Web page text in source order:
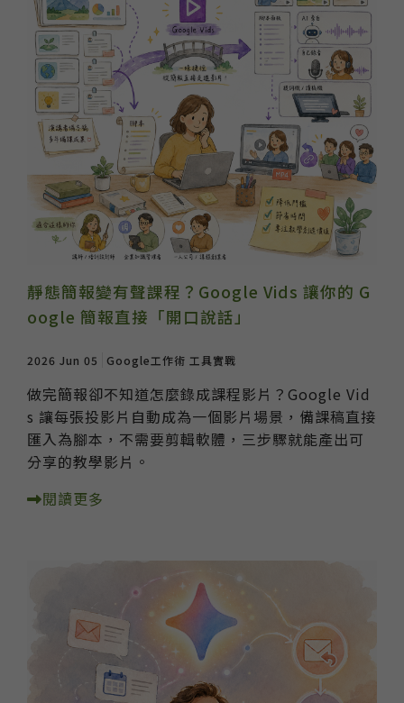
靜態簡報變有聲課程？Google Vids 讓你的 G
oogle 簡報直接「開口說話」
2026 Jun 05 Google工作術 工具實戰
做完簡報卻不知道怎麼錄成課程影片？Google Vid
s 讓每張投影片自動成為一個影片場景，備課稿直接
匯入為腳本，不需要剪輯軟體，三步驟就能產出可
分享的教學影片。
閱讀更多